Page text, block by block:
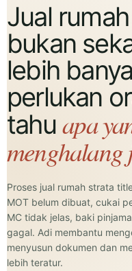
Jual
bukan
lebih
perlukan
tahuapa
menghalang
Proses jual rumah strata
MOT belum dibuat, cukai
MC tidak jelas, baki
gagal. Adi membantu
menyusun dokumen dan
lebih teratur.